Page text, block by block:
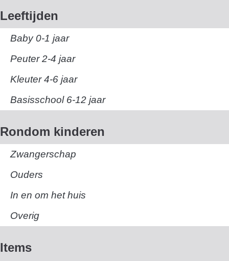
Leeftijden
Baby 0-1 jaar
Peuter 2-4 jaar
Kleuter 4-6 jaar
Basisschool 6-12 jaar
Rondom kinderen
Zwangerschap
Ouders
In en om het huis
Overig
Items